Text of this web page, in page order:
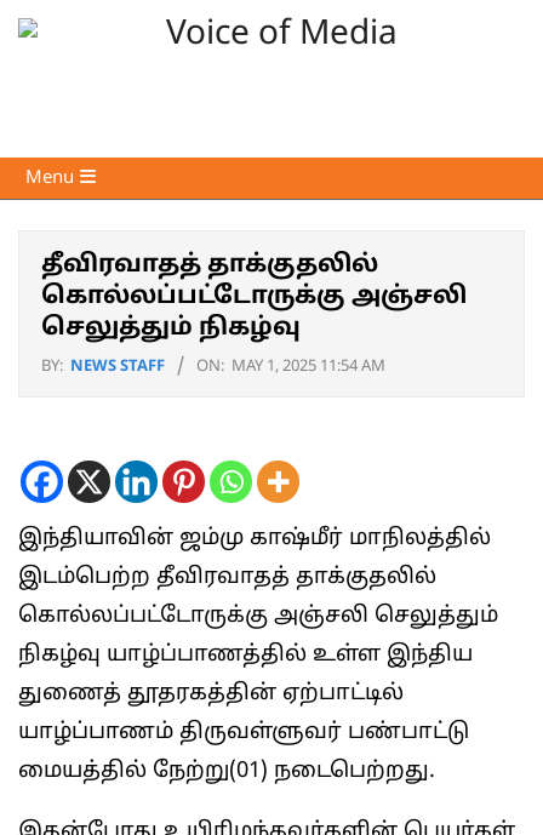
Skip
Voice
of
Primary
Navigation
Menu
தீவிரவாதத் தாக்குதலில்
கொல்லப்பட்டோருக்கு அஞ்சலி
செலுத்தும் நிகழ்வு
BY: NEWS STAFF ON: MAY 1, 2025 11:54 AM
இந்தியாவின் ஜம்மு காஷ்மீர் மாநிலத்தில்
இடம்பெற்ற தீவிரவாதத் தாக்குதலில்
கொல்லப்பட்டோருக்கு அஞ்சலி செலுத்தும்
நிகழ்வு யாழ்ப்பாணத்தில் உள்ள இந்திய
துணைத் தூதரகத்தின் ஏற்பாட்டில்
யாழ்ப்பாணம் திருவள்ளுவர் பண்பாட்டு
மையத்தில் நேற்று(01) நடைபெற்றது.